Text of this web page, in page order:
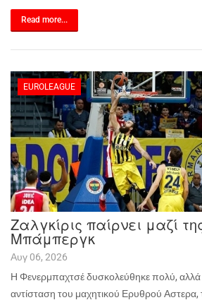
Read more...
EUROLEAGUE
Ζαλγκίρις παίρνει μαζί
Μπάμπεργκ
Αυγ 06, 2026
Η Φενερμπαχτσέ δυσκολεύθηκε πολύ, αλλά
αντίσταση του μαχητικού Ερυθρού